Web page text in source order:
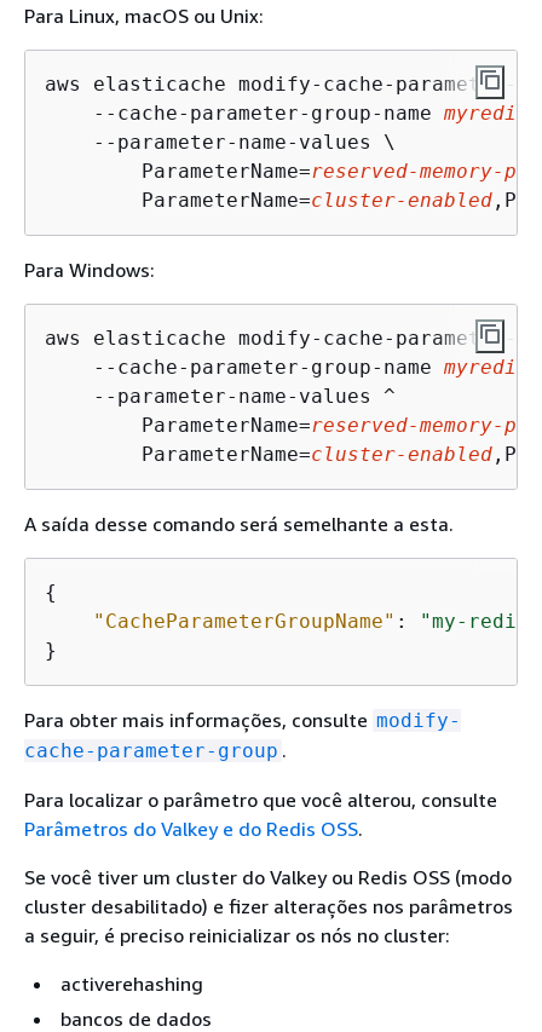
Para Linux, macOS ou Unix:
aws elasticache modify-cache-parameter-
    --cache-parameter-group-name
    --parameter-name-values \
        ParameterName=
reserved-memory-
        ParameterName=
cluster-enabled
Para Windows:
aws elasticache modify-cache-parameter-
    --cache-parameter-group-name
    --parameter-name-values ^
        ParameterName=
reserved-memory-
        ParameterName=
cluster-enabled
A saída desse comando será semelhante a esta.
{
"CacheParameterGroupName" :
"my-
}
Para obter mais informações, consulte modify-
cache-parameter-group .
Para localizar o parâmetro que você alterou, consulte
Parâmetros do Valkey e do Redis OSS.
Se você tiver um cluster do Valkey ou Redis OSS (modo
cluster desabilitado) e fizer alterações nos parâmetros
a seguir, é preciso reinicializar os nós no cluster:
activerehashing
bancos de dados